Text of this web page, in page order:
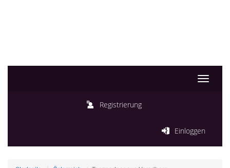
Toggle
Registrierung
Einloggen